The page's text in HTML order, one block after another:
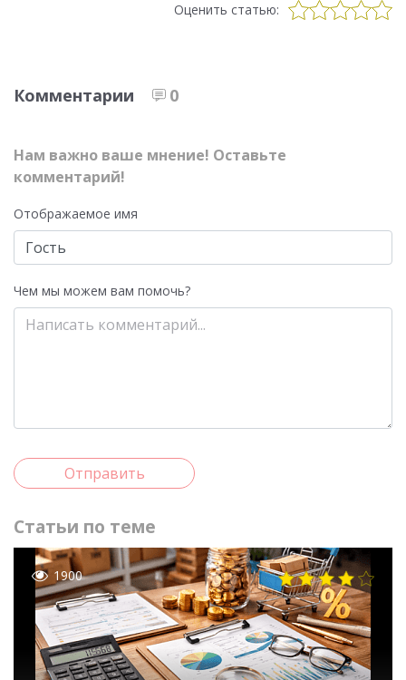
Оценить статью:
Комментарии 0
Нам важно ваше мнение! Оставьте
комментарий!
Отображаемое имя
Чем мы можем вам помочь?
Отправить
Статьи по теме
1900